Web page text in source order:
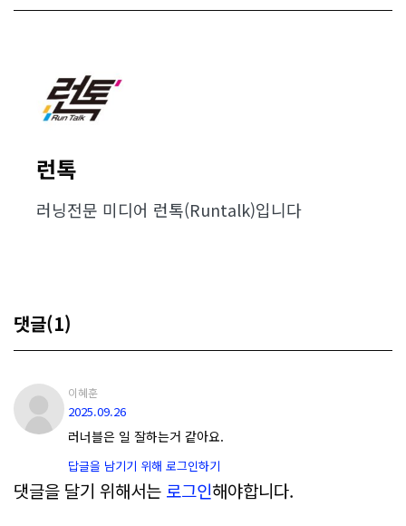
런톡
러닝전문 미디어 런톡(Runtalk)입니다
댓글(1)
이혜훈
2025.09.26
러너블은 일 잘하는거 같아요.
답글을 남기기 위해 로그인하기
댓글을 달기 위해서는 로그인해야합니다.